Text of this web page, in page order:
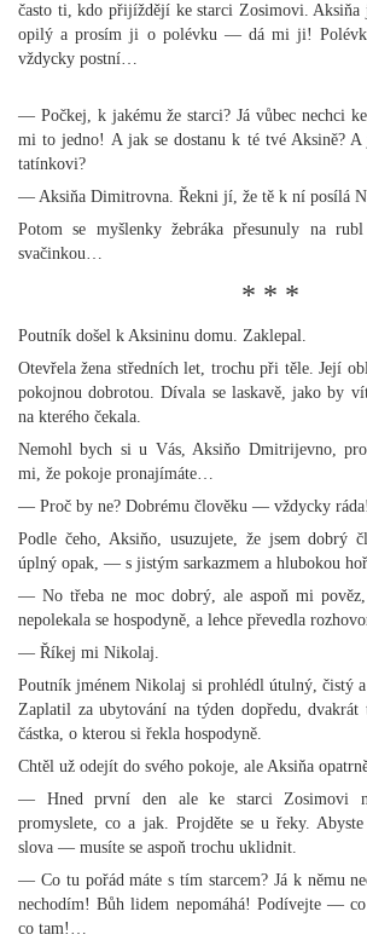
často ti, kdo přijíždějí ke starci Zosimovi. Aksiňa
opilý a prosím ji o polévku — dá mi ji!
vždycky postní…
— Počkej, k jakému že starci? Já vůbec nechci
mi to jedno! A jak se dostanu k té tvé Aksině?
tatínkovi?
— Aksiňa Dimitrovna. Řekni jí, že tě k ní posílá
Potom se myšlenky žebráka přesunuly na
svačinkou…
* * *
Poutník došel k Aksininu domu. Zaklepal.
Otevřela žena středních let, trochu při těle. Její
pokojnou dobrotou. Dívala se laskavě, jako by
na kterého čekala.
Nemohl bych si u Vás, Aksiňo Dmitrijevno,
mi, že pokoje pronajímáte…
— Proč by ne? Dobrému člověku — vždycky ráda!
Podle čeho, Aksiňo, usuzujete, že jsem dobrý
úplný opak, — s jistým sarkazmem a hlubokou
— No třeba ne moc dobrý, ale aspoň mi
nepolekala se hospodyně, a lehce převedla
— Říkej mi Nikolaj.
Poutník jménem Nikolaj si prohlédl útulný, čistý
Zaplatil za ubytování na týden dopředu,
částka, o kterou si řekla hospodyně.
Chtěl už odejít do svého pokoje, ale Aksiňa
— Hned první den ale ke starci Zosimovi
promyslete, co a jak. Projděte se u řeky.
slova — musíte se aspoň trochu uklidnit.
— Co tu pořád máte s tím starcem? Já k němu
nechodím! Bůh lidem nepomáhá! Podívejte —
co tam!…